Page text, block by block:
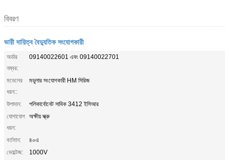
বিবরণ
ভারী দায়িত্ব বৈদ্যুতিক সংযোগকারী
অর্ডার
নম্বর:
09140022601 এবং 09140022701
মডেলের
ধরন::
মডুলার সংযোগকারী HM সিরিজ
উপাদান:
পলিকার্বোনেট সাবিক 3412 ইসিআর
যোগাযোগ
ধরন:
অক্ষীয় স্ক্রু
বর্তমান:
৪০এ
ভোল্টেজ:
1000V